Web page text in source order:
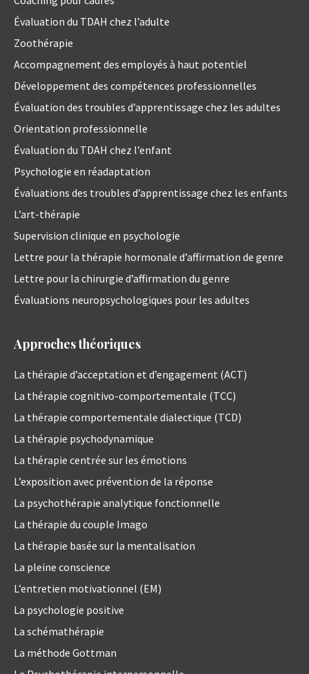
Évaluation du TDAH chez l’adulte
Zoothérapie
Accompagnement des employés à haut potentiel
Développement des compétences professionnelles
Évaluation des troubles d’apprentissage chez les adultes
Orientation professionnelle
Évaluation du TDAH chez l’enfant
Psychologie en réadaptation
Évaluations des troubles d’apprentissage chez les enfants
L’art-thérapie
Supervision clinique en psychologie
Lettre pour la thérapie hormonale d’affirmation de genre
Lettre pour la chirurgie d’affirmation du genre
Évaluations neuropsychologiques pour les adultes
Approches théoriques
La thérapie d’acceptation et d’engagement (ACT)
La thérapie cognitivo-comportementale (TCC)
La thérapie comportementale dialectique (TCD)
La thérapie psychodynamique
La thérapie centrée sur les émotions
L’exposition avec prévention de la réponse
La psychothérapie analytique fonctionnelle
La thérapie du couple Imago
La thérapie basée sur la mentalisation
La pleine conscience
L’entretien motivationnel (EM)
La psychologie positive
La schémathérapie
La méthode Gottman